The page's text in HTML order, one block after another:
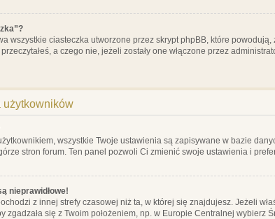
wszystkie ciasteczka utworzone przez skrypt phpBB, które
a czego nie, jeżeli zostały one włączone przez
użytkowników
wszystkie Twoje ustawienia są zapisywane w bazie
stron forum. Ten panel pozwoli Ci zmienić swoje ustawienia i
nieprawidłowe!
z innej strefy czasowej niż ta, w której się znajdujesz. Jeżeli
zgadzała się z Twoim położeniem, np. w Europie Centralnej